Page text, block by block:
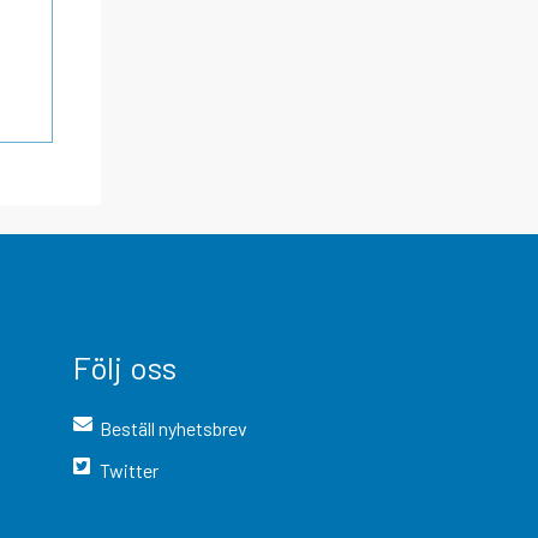
Följ oss
Beställ nyhetsbrev
Twitter